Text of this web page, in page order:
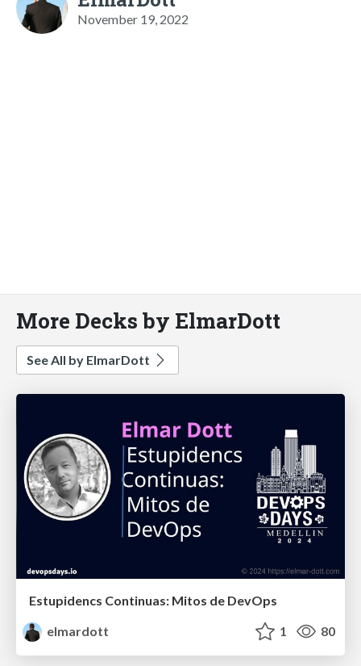
November 19, 2022
More Decks by ElmarDott
See All by ElmarDott
Estupidencs Continuas: Mitos de DevOps
elmardott
1 80